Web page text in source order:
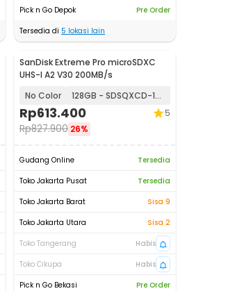
Pick n Go Depok
Pre Order
Tersedia di 5 lokasi lain
SanDisk Extreme Pro microSDXC
UHS-I A2 V30 200MB/s
No Color
128GB - SDSQXCD-128G
Rp613.400
Rp827.900 26%
5
Gudang Online
Tersedia
Toko Jakarta Pusat
Tersedia
Toko Jakarta Barat
Sisa 9
Toko Jakarta Utara
Sisa 2
Toko Tangerang
Habis
Toko Cikupa
Habis
Pick n Go Bekasi
Pre Order